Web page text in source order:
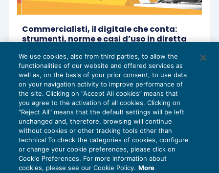
Commercialisti, il digitale che conta:
strumenti, norme e casi d’uso in diretta
OPINIONI E ISTITUZIONI14/11/2025
diMilena Montanari
1 2 3
Privacy Policy
We use cookies, also from third parties, to allow the
functionalities of our website and offered services as
well as, on the basis of your prior consent, to use data
on your navigation activity to improve performance of
the site. Clicking on “Accept All cookies” means that
you agree to the activation of all cookies. Clicking on
"Reject All" means that the default settings will be left
unchanged and, therefore, browsing will continue
without cookies or other tracking tools other than
technical To check the categories of cookies, configure
or change your cookie preferences, please click on
Cookie Preferences. For more information about
cookies, please see our Cookie Policy. More